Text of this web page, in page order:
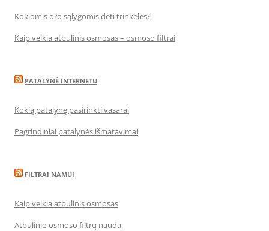
Kokiomis oro sąlygomis dėti trinkeles?
Kaip veikia atbulinis osmosas – osmoso filtrai
PATALYNĖ INTERNETU
Kokią patalynę pasirinkti vasarai
Pagrindiniai patalynės išmatavimai
FILTRAI NAMUI
Kaip veikia atbulinis osmosas
Atbulinio osmoso filtrų nauda